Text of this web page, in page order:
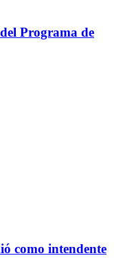
Programa de
como intendente